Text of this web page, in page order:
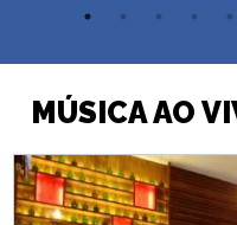
MÚSICA AO